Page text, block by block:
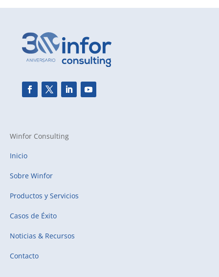
Winfor Consulting
Inicio
Sobre Winfor
Productos y Servicios
Casos de Éxito
Noticias & Recursos
Contacto